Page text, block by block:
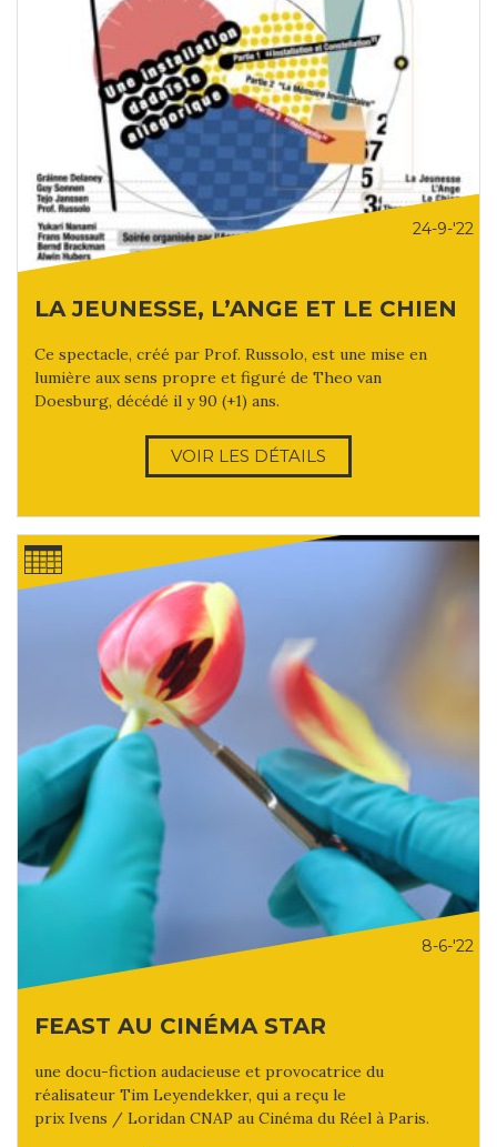
24-9-'22
LA JEUNESSE, L’ANGE ET LE CHIEN
Ce spectacle, créé par Prof. Russolo, est une mise en
lumière aux sens propre et figuré de Theo van
Doesburg, décédé il y 90 (+1) ans.
VOIR LES DÉTAILS
8-6-'22
FEAST AU CINÉMA STAR
une docu-fiction audacieuse et provocatrice du
réalisateur Tim Leyendekker, qui a reçu le
prix Ivens / Loridan CNAP au Cinéma du Réel à Paris.